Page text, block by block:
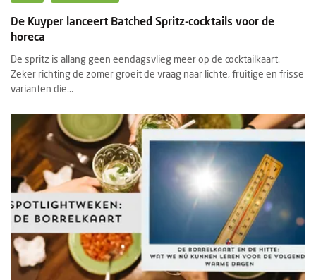
De Kuyper lanceert Batched Spritz-cocktails voor de
horeca
De spritz is allang geen eendagsvlieg meer op de cocktailkaart.
Zeker richting de zomer groeit de vraag naar lichte, fruitige en frisse
varianten die...